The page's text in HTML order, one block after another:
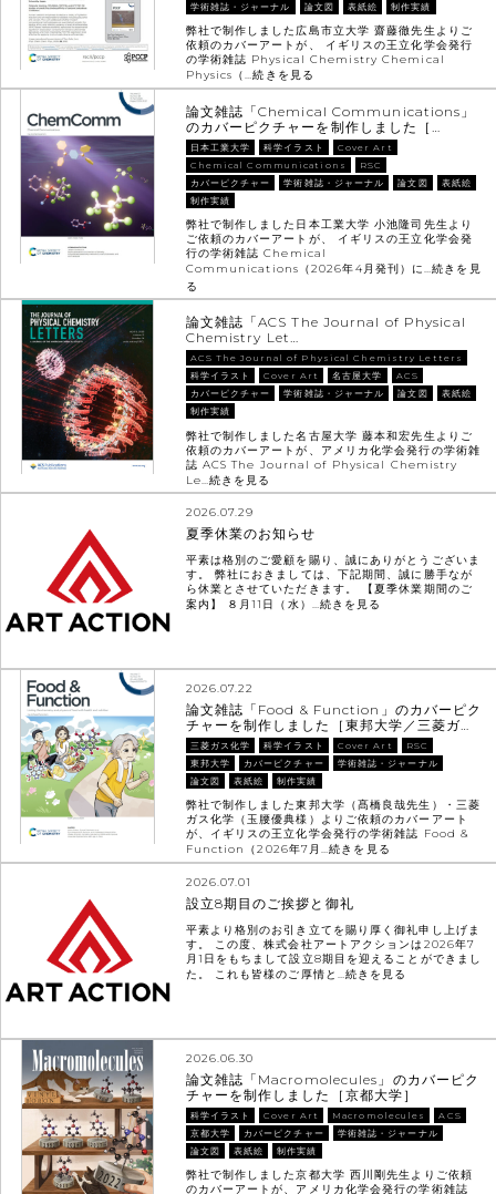
学術雑誌・ジャーナル
論文図 表紙絵 制作実績
弊社で制作しました広島市立大学 齋藤徹先生よりご
依頼のカバーアートが、 イギリスの王立化学会発行
の学術雑誌 Physical Chemistry Chemical
Physics（…続きを見る
論文雑誌「Chemical Communications」
のカバーピクチャーを制作しました［…
日本工業大学 科学イラスト
Cover Art
Chemical Communications
RSC
カバーピクチャー
学術雑誌・ジャーナル 論文図
表紙絵
制作実績
弊社で制作しました日本工業大学 小池隆司先生より
ご依頼のカバーアートが、 イギリスの王立化学会発
行の学術雑誌 Chemical
Communications（2026年4月発刊）に…続きを見
る
論文雑誌「ACS The Journal of Physical
Chemistry Let…
ACS The Journal of Physical Chemistry Letters
科学イラスト
Cover Art 名古屋大学
ACS
カバーピクチャー
学術雑誌・ジャーナル 論文図
表紙絵
制作実績
弊社で制作しました名古屋大学 藤本和宏先生よりご
依頼のカバーアートが、アメリカ化学会発行の学術雑
誌 ACS The Journal of Physical Chemistry
Le… 続きを見る
2026.07.29
夏季休業のお知らせ
平素は格別のご愛顧を賜り、誠にありがとうございま
す。 弊社におきましては、下記期間、誠に勝手なが
ら休業とさせていただきます。 【夏季休業期間のご
案内】 ８月11日（水）…続きを見る
2026.07.22
論文雑誌「Food & Function」のカバーピク
チャーを制作しました［東邦大学／三菱ガ…
三菱ガス化学 科学イラスト Cover Art
RSC
東邦大学
カバーピクチャー
学術雑誌・ジャーナル
論文図
表紙絵 制作実績
弊社で制作しました東邦大学（髙橋良哉先生）・三菱
ガス化学（玉腰優典様）よりご依頼のカバーアート
が、イギリスの王立化学会発行の学術雑誌 Food &
Function（2026年7月…続きを見る
2026.07.01
設立8期目のご挨拶と御礼
平素より格別のお引き立てを賜り厚く御礼申し上げま
す。 この度、株式会社アートアクションは2026年7
月1日をもちまして設立8期目を迎えることができまし
た。 これも皆様のご厚情と…続きを見る
2026.06.30
論文雑誌「Macromolecules」のカバーピク
チャーを制作しました［京都大学］
科学イラスト Cover Art Macromolecules
ACS
京都大学
カバーピクチャー
学術雑誌・ジャーナル
論文図
表紙絵 制作実績
弊社で制作しました京都大学 西川剛先生よりご依頼
のカバーアートが、アメリカ化学会発行の学術雑誌